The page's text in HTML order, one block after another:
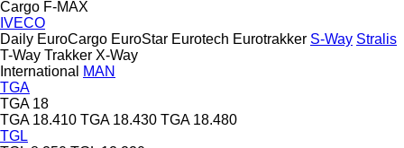
Cargo F-MAX
IVECO
Daily EuroCargo EuroStar Eurotech Eurotrakker S-Way Stralis
T-Way Trakker X-Way
International
MAN
TGA
TGA 18
TGA 18.410 TGA 18.430 TGA 18.480
TGL